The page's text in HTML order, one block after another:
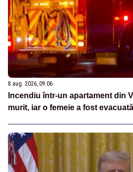
8 aug. 2026, 09:06
Incendiu într-un apartament din
murit, iar o femeie a fost